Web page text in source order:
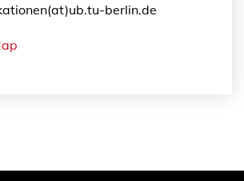
berlin.de